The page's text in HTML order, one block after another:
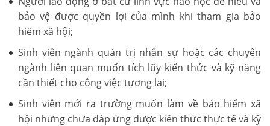
bảo vệ được quyền lợi của mình khi tham gia bảo
hiểm xã hội;
Sinh viên ngành quản trị nhân sự hoặc các chuyên
ngành liên quan muốn tích lũy kiến thức và kỹ năng
cần thiết cho công việc tương lai;
Sinh viên mới ra trường muốn làm về bảo hiểm xã
hội nhưng chưa đáp ứng được kiến thức thực tế và kỹ